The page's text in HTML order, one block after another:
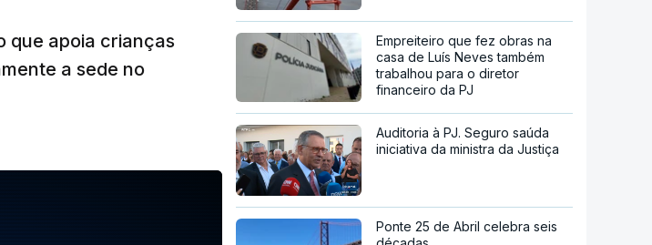
que apoia crianças
a sede no
Empreiteiro que fez obras na
casa de Luís Neves também
trabalhou para o diretor
financeiro da PJ
Auditoria à PJ. Seguro saúda
iniciativa da ministra da Justiça
Ponte 25 de Abril celebra seis